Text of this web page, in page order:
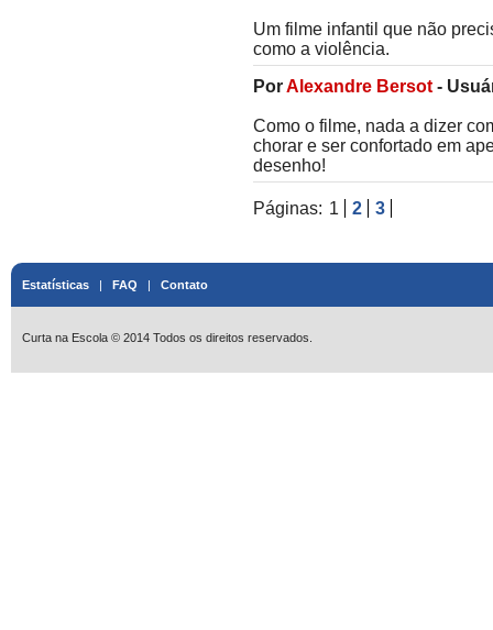
Um filme infantil que não
como a violência.
PorAlexandre Bersot -
Como o filme, nada a dizer
chorar e ser confortado em
desenho!
Páginas: 1 2 3
Estatísticas | FAQ | Contato
Curta na Escola © 2014 Todos os direitos reservados.